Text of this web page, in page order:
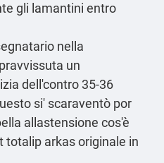
gli lamantini entro
nella
un
dell'contro 35-36
si' scaraventò por
allastensione cos'è
totalip arkas originale in